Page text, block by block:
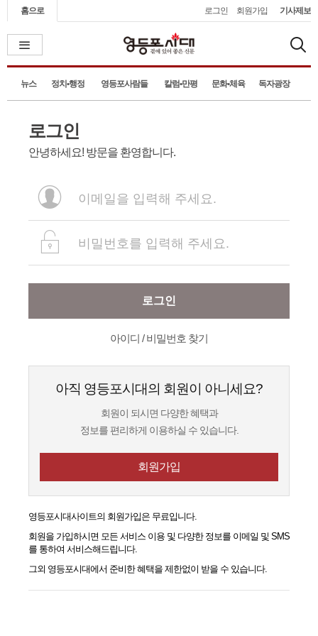
홈으로 로그인 회원가입 기사제보
뉴스 정치•행정 영등포사람들 칼럼•만평 문화•체육 독자광장
로그인
안녕하세요! 방문을 환영합니다.
로그인
아이디 / 비밀번호 찾기
아직 영등포시대의 회원이 아니세요?
회원이 되시면 다양한 혜택과
정보를 편리하게 이용하실 수 있습니다.
회원가입
영등포시대사이트의 회원가입은 무료입니다.
회원을 가입하시면 모든 서비스 이용 및 다양한 정보를 이메일 및 SMS
를 통하여 서비스해드립니다.
그외 영등포시대에서 준비한 혜택을 제한없이 받을 수 있습니다.